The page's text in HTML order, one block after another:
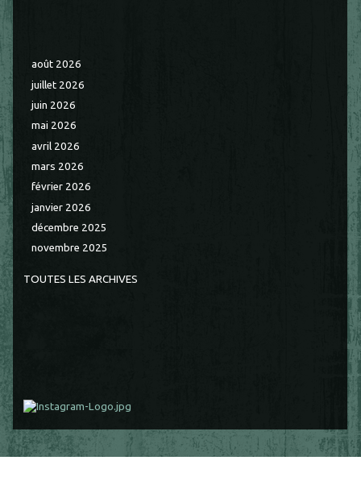
août 2026
juillet 2026
juin 2026
mai 2026
avril 2026
mars 2026
février 2026
janvier 2026
décembre 2025
novembre 2025
TOUTES LES ARCHIVES